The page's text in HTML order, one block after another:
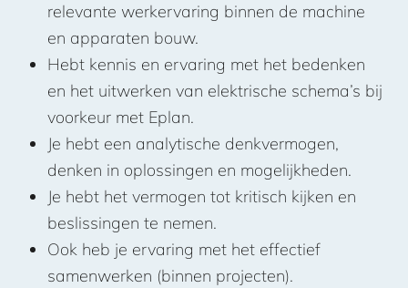
relevante werkervaring binnen de machine
en apparaten bouw.
Hebt kennis en ervaring met het bedenken
en het uitwerken van elektrische schema’s bij
voorkeur met Eplan.
Je hebt een analytische denkvermogen,
denken in oplossingen en mogelijkheden.
Je hebt het vermogen tot kritisch kijken en
beslissingen te nemen.
Ook heb je ervaring met het effectief
samenwerken (binnen projecten).